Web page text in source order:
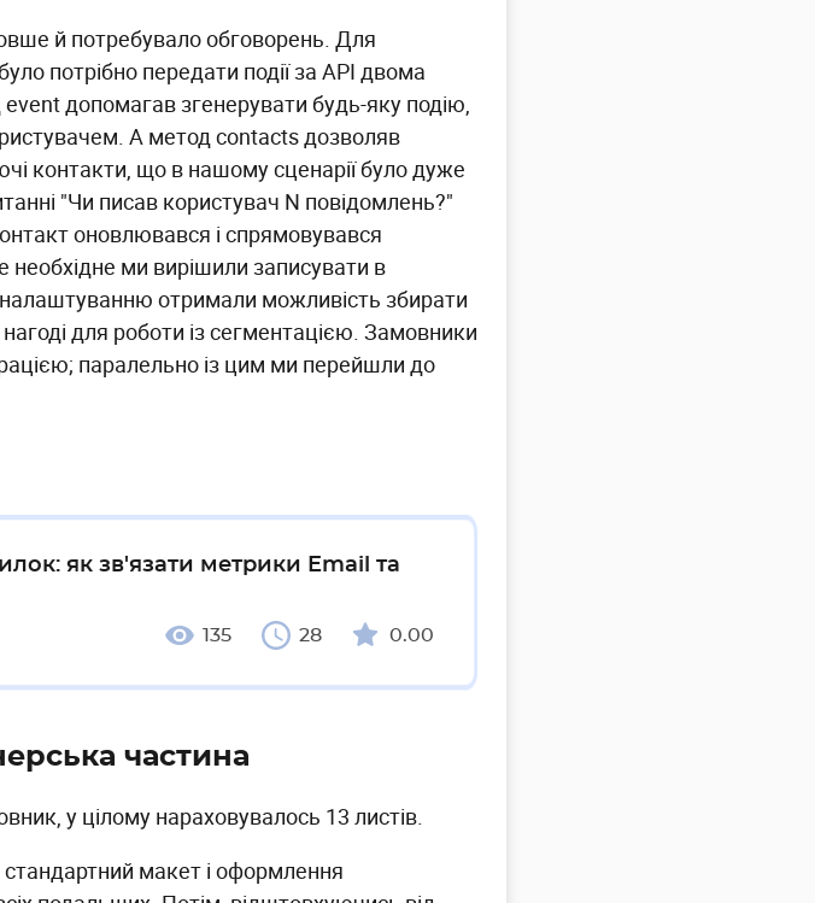
й потребувало обговорень. Для
потрібно передати події за API двома
допомагав згенерувати будь-яку подію,
А метод contacts дозволяв
контакти, що в нашому сценарії було дуже
"Чи писав користувач N повідомлень?"
оновлювався і спрямовувався
необхідне ми вирішили записувати в
отримали можливість збирати
для роботи із сегментацією. Замовники
паралельно із цим ми перейшли до
як зв'язати метрики Email та
135 28 0.00
частина
у цілому нараховувалось 13 листів.
макет і оформлення